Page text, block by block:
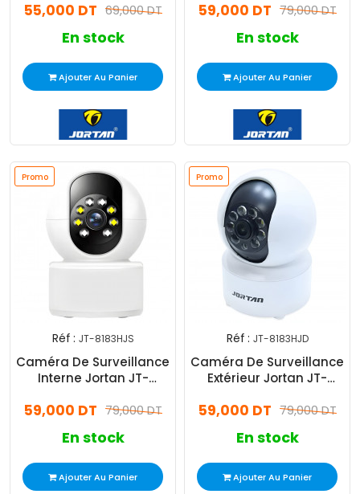
69,000 DT
55,000 DT
En stock
Ajouter Au Panier
Blanc79,000 DT
59,000 DT
En stock
Ajouter Au Panier
Promo
Réf : JT-8183HJS
Caméra De Surveillance
Interne Jortan JT-
Blanc79,000 DT
59,000 DT
En stock
Ajouter Au Panier
Promo
Réf : JT-8183HJD
Caméra De Surveillance
Extérieur Jortan JT-
Blanc79,000 DT
59,000 DT
En stock
Ajouter Au Panier